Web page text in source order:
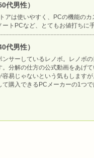
代男性）
アは使いやすく、PCの機能の
トPCなど、とてもお値打ちに
代男性）
ンサーしているレノボ。レノボ
。分解の仕方の公式動画をあげ
易じゃないという気もします
購入できるPCメーカーの1つで